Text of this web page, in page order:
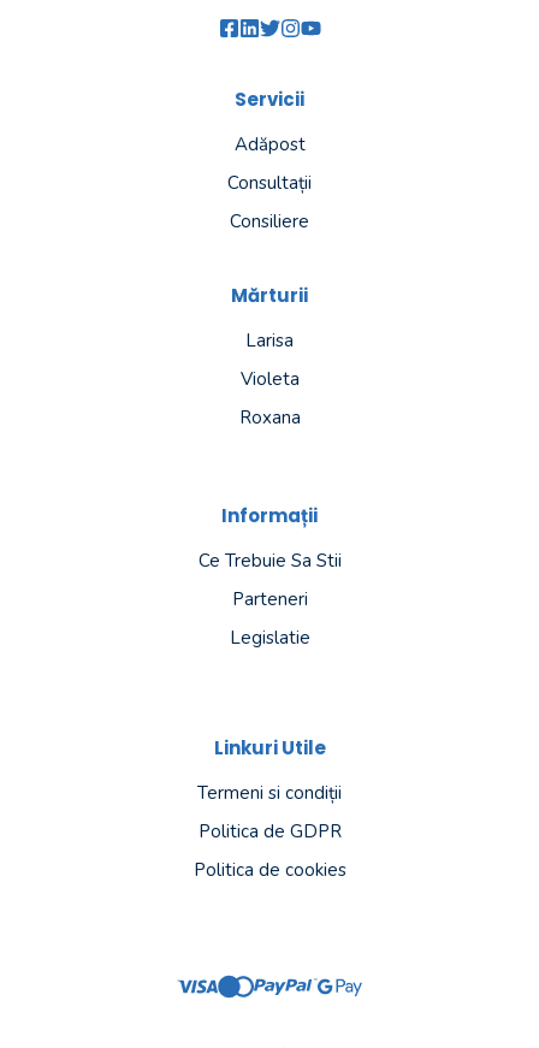
Servicii
Adăpost
Consultații
Consiliere
Mărturii
Larisa
Violeta
Roxana
Informații
Ce Trebuie Sa Stii
Parteneri
Legislatie
Linkuri Utile
Termeni si condiții
Politica de GDPR
Politica de cookies